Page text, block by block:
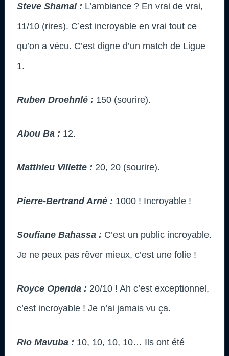
Steve Shamal : L’ambiance ? En vrai de vrai,
11/10 (rires). C’est incroyable en vrai tout ce
qu’on a vécu. C’est digne d’un match de Ligue
1.
Ruben Droehnlé : 150 (sourire).
Abou Ba : 12.
Matthieu Villette : 20, 20 (sourire).
Pierre-Bertrand Arné : 1000 ! Incroyable !
Soufiane Bahassa : C’est un public incroyable.
Je ne peux pas rêver mieux, c’est une folie !
Royce Openda : 20/10 ! Ah c’est exceptionnel,
c’est incroyable ! Je n’ai jamais vu ça.
Rio Mavuba : 10, 10, 10, 10… Ils ont été